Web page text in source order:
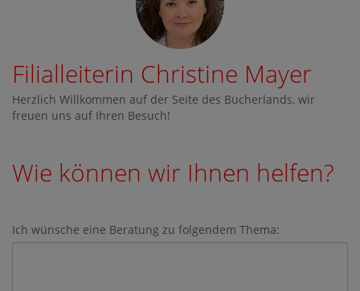
Filialleiterin Christine Mayer
Herzlich Willkommen auf der Seite des Bücherlands, wir
freuen uns auf Ihren Besuch!
Wie können wir Ihnen helfen?
Ich wünsche eine Beratung zu folgendem Thema: